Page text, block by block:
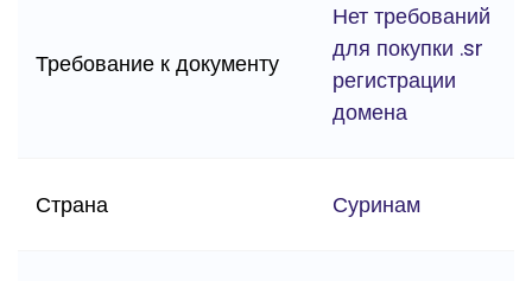
Требование к документу
Нет требований
для покупки .sr
регистрации
домена
Страна Суринам